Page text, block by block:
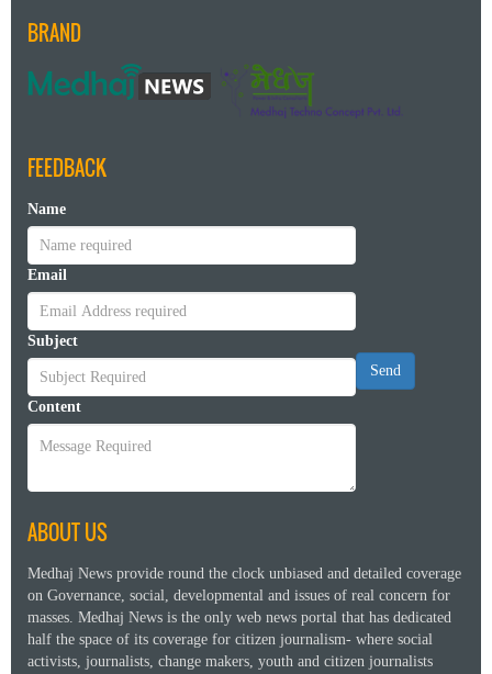
BRAND
FEEDBACK
Name
Email
Subject
Content
Send
ABOUT US
Medhaj News provide round the clock unbiased and detailed coverage
on Governance, social, developmental and issues of real concern for
masses. Medhaj News is the only web news portal that has dedicated
half the space of its coverage for citizen journalism- where social
activists, journalists, change makers, youth and citizen journalists